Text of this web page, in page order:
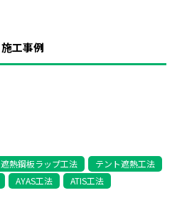
施工事例
遮熱鋼板ラップ工法
テント遮熱工法
AYAS工法
ATIS工法